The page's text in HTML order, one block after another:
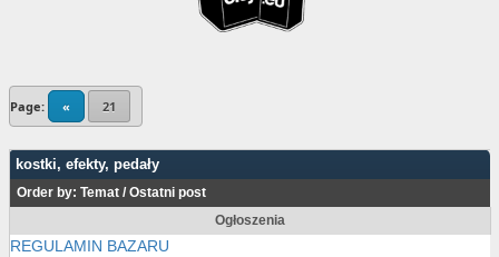
Page: « 21
kostki, efekty, pedały
Order by: Temat / Ostatni post
Ogłoszenia
REGULAMIN BAZARU